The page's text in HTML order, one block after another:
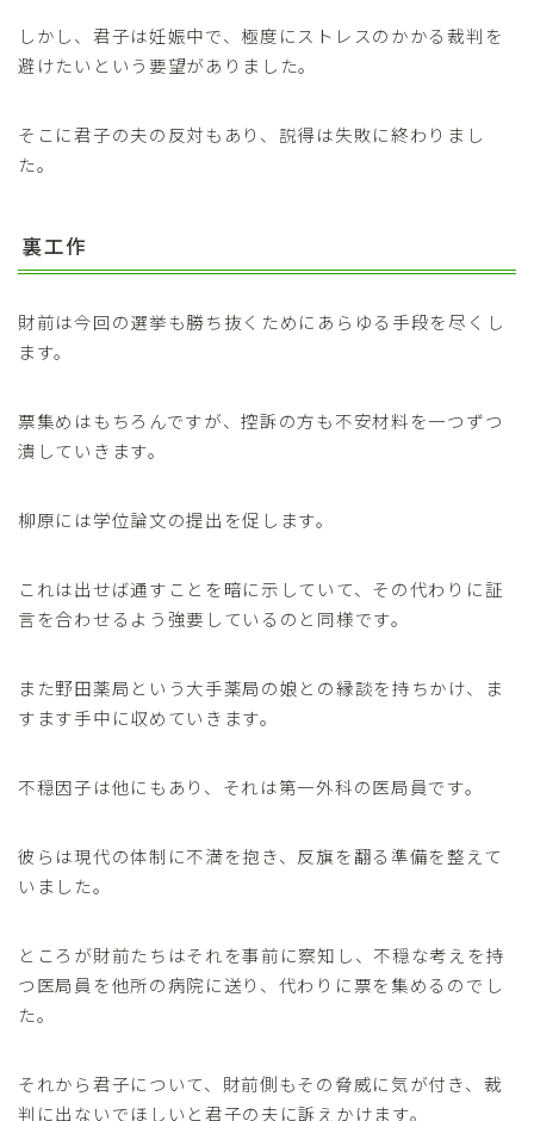
しかし、君子は妊娠中で、極度にストレスのかかる裁判を
避けたいという要望がありました。
そこに君子の夫の反対もあり、説得は失敗に終わりまし
た。
裏工作
財前は今回の選挙も勝ち抜くためにあらゆる手段を尽くし
ます。
票集めはもちろんですが、控訴の方も不安材料を一つずつ
潰していきます。
柳原には学位論文の提出を促します。
これは出せば通すことを暗に示していて、その代わりに証
言を合わせるよう強要しているのと同様です。
また野田薬局という大手薬局の娘との縁談を持ちかけ、ま
すます手中に収めていきます。
不穏因子は他にもあり、それは第一外科の医局員です。
彼らは現代の体制に不満を抱き、反旗を翻る準備を整えて
いました。
ところが財前たちはそれを事前に察知し、不穏な考えを持
つ医局員を他所の病院に送り、代わりに票を集めるのでし
た。
それから君子について、財前側もその脅威に気が付き、裁
判に出ないでほしいと君子の夫に訴えかけます。